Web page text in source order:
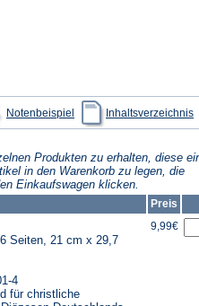
Notenbeispiel
(Öffnet
in
einem
Tab)
Inhaltsverzeichnis
Produkten zu erhalten, diese
in den Warenkorb zu legen, die
Einkaufswagen klicken.
Preis
Seiten, 21 cm x 29,7
4
für christliche
9,99€